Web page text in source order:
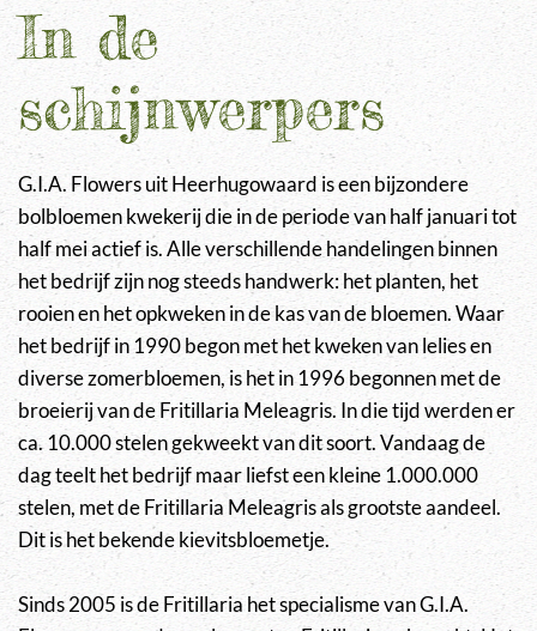
In de
schijnwerpers
G.I.A. Flowers uit Heerhugowaard is een bijzondere
bolbloemen kwekerij die in de periode van half januari tot
half mei actief is. Alle verschillende handelingen binnen
het bedrijf zijn nog steeds handwerk: het planten, het
rooien en het opkweken in de kas van de bloemen. Waar
het bedrijf in 1990 begon met het kweken van lelies en
diverse zomerbloemen, is het in 1996 begonnen met de
broeierij van de Fritillaria Meleagris. In die tijd werden er
ca. 10.000 stelen gekweekt van dit soort. Vandaag de
dag teelt het bedrijf maar liefst een kleine 1.000.000
stelen, met de Fritillaria Meleagris als grootste aandeel.
Dit is het bekende kievitsbloemetje.
Sinds 2005 is de Fritillaria het specialisme van G.I.A.